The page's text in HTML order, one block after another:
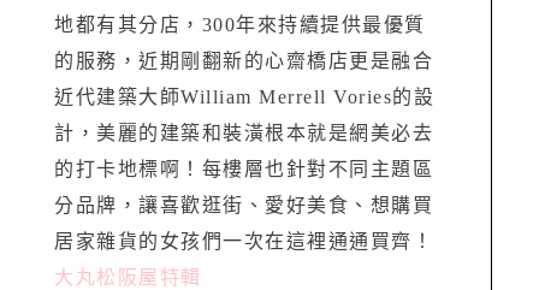
地都有其分店，300年來持續提供最優質
的服務，近期剛翻新的心齋橋店更是融合
近代建築大師William Merrell Vories的設
計，美麗的建築和裝潢根本就是網美必去
的打卡地標啊！每樓層也針對不同主題區
分品牌，讓喜歡逛街、愛好美食、想購買
居家雜貨的女孩們一次在這裡通通買齊！
大丸松阪屋特輯